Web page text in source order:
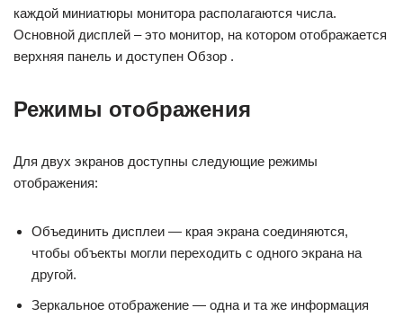
каждой миниатюры монитора располагаются числа.
Основной дисплей – это монитор, на котором отображается
верхняя панель и доступен Обзор .
Режимы отображения
Для двух экранов доступны следующие режимы
отображения:
Объединить дисплеи — края экрана соединяются,
чтобы объекты могли переходить с одного экрана на
другой.
Зеркальное отображение — одна и та же информация